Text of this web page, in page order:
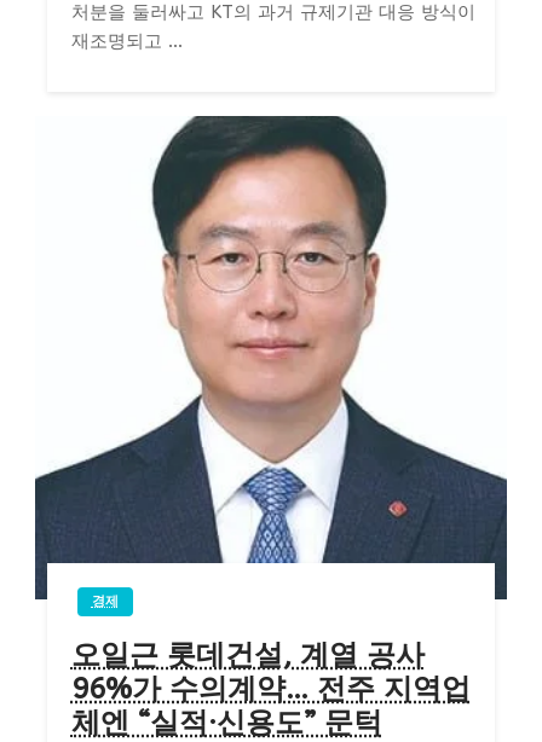
처분을 둘러싸고 KT의 과거 규제기관 대응 방식이
재조명되고 ...
경제
오일근 롯데건설, 계열 공사
96%가 수의계약… 전주 지역업
체엔 “실적·신용도” 문턱